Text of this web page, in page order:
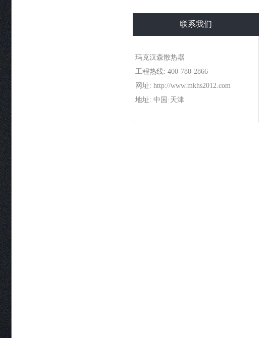
联系我们
玛克汉森散热器
工程热线: 400-780-2866
网址: http://www.mkhs2012.com
地址: 中国·天津